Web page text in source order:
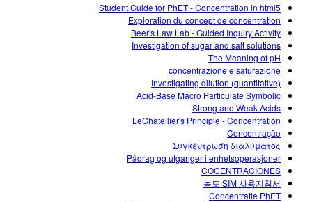
Student Guide for PhET - Concentration in html5
Exploration du concept de concentration
Beer's Law Lab - Guided Inquiry Activity
Investigation of sugar and salt solutions
The Meaning of pH
concentrazione e saturazione
Investigating dilution (quantitative)
Acid-Base Macro Particulate Symbolic
Strong and Weak Acids
LeChateilier's Principle - Concentration
Concentração
Συγκέντρωση διαλύματος
Pådrag og utganger i enhetsoperasjoner
COCENTRACIONES
농도 SIM 사용지침서
Concentratie PhET